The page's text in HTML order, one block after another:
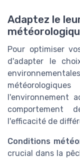
Adaptez le
Pour optimiser
d'adapter le
l'environnement
comportement
l'efficacité de
Conditions
crucial dans la